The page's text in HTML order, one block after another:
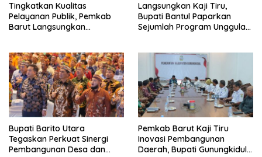
Tingkatkan Kualitas
Pelayanan Publik, Pemkab
Barut Langsungkan
Langsungkan Kaji Tiru,
Bupati Bantul Paparkan
Sejumlah Program Unggulan
Bupati Barito Utara
Tegaskan Perkuat Sinergi
Pembangunan Desa dan
Pemkab Barut Kaji Tiru
Inovasi Pembangunan
Daerah, Bupati Gunungkidul